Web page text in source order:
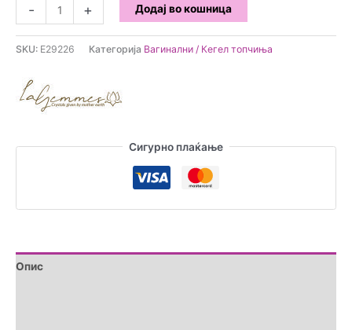
-
Gemmes
-
Yoni
јајце
Jade
+ Додај во кошница
SKU: E29226 Категорија Вагинални / Кегел топчиња
Сигурно плаќање
Опис